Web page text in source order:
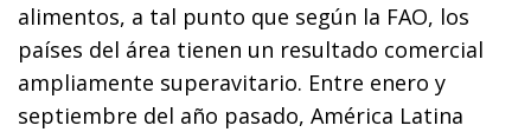
alimentos, a tal punto que según la FAO, los
países del área tienen un resultado comercial
ampliamente superavitario. Entre enero y
septiembre del año pasado, América Latina